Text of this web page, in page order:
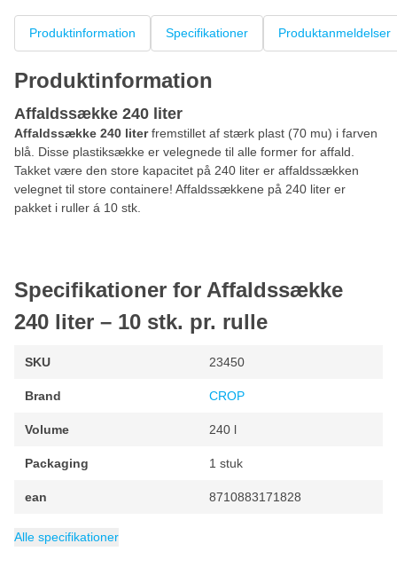
Produktinformation Specifikationer Produktanmeldelser
Produktinformation
Affaldssække 240 liter
Affaldssække 240 literfremstillet af stærk plast (70 mu) i farven
blå. Disse plastiksække er velegnede til alle former for affald.
Takket være den store kapacitet på 240 liter er affaldssækken
velegnet til store containere! Affaldssækkene på 240 liter er
pakket i ruller á 10 stk.
Specifikationer for Affaldssække
240 liter – 10 stk. pr. rulle
SKU 23450
Brand CROP
Volume 240 l
Packaging 1 stuk
ean 8710883171828
Kategori
Alle specifikationer